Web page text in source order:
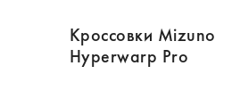
Кроссовки Mizuno
Hyperwarp Pro